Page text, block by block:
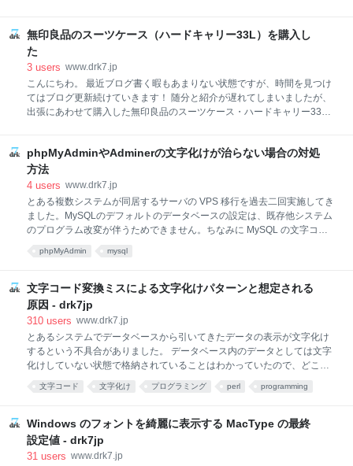
てもやっぱり音がこもってる ヘッドの締め付けが強くて長時間聞いてる
と頭が痛くなる そんな訳で音楽はスピーカーで聞くほうが圧倒的に多く
なり AD2000 の出番は減りました。もっと音場が広く、もっと音の定位
が明確で、もっと音がクリアで分解能が高いヘッドフォンが欲しいと思
い続けてはや6年が経ち、選び抜いた末に購入したのが FOSTEX の
TH900 です。今までは開放型厨房病にかかっていたのですが、密閉型も
無印良品のスーツケース（ハードキャリー33L）を購入し
た
3 users www.drk7.jp
こんにちわ。 最近ブログ書く暇もあまりない状態ですが、時間を見つけ
てはブログ更新続けていきます！ 随分と紹介が遅れてしまいましたが、
出張にあわせて購入した無印良品のスーツケース・ハードキャリー33L
すが、中国はなかなか物騒なので絶対にハードタイプを持って行くべき
との意見が多く、購入することになりました。 なので今回スーツケース
に求めるスペックとしては僅かに４つ。 機内持ち込み可能サイズである
こと 軽くてそれなりに丈夫 鍵がかかる 程々にお安い価格で購入できる
そんなスペックから、大宮のSOGOやら東急ハンズやらで商品を二時間
ほどみっちり見て回った結果、選んだのが無印良品のハードキャリー
phpMyAdminやAdminerの文字化けが治らない場合の対処
方法
4 users www.drk7.jp
とある複数システムが同居するサーバの VPS 移行を過去二回実施してき
ました。MySQLのデフォルトのデータベースの設定は、既存他システム
のプログラム改変が伴うためできません。ちなみに MySQL の文字コー
沌とした設定です。 mysql> SHOW VARIABLES LIKE 'character%'; +-----
------------------+----------------------------+ | character_set_client | latin1 | |
character_set_connecti
phpMyAdmin mysql
文字コード変換ミスによる文字化けパターンと想定される
原因 - drk7jp
310 users www.drk7.jp
とあるシステムでデータベースから引いてきたデータの表示が文字化け
するという不具合がありました。 データベース内のデータとしては文字
化けしていない状態で格納されていることはわかっていたので、どこか
しらの文字変換で化けていることはわかっています。まずはどの誤変換
により文字化けするのか原因切り分けのために、decode/encode の組み
ターンに類するものか判別することができ、無事に改修することができ
ました。 その話はまた別にするとして、今も昔も変わらず文字化けに悩
む人は意外と多いと思います。誤変換結果一覧は原因解析の参考になる
文字コード 文字化け プログラミング perl programming
Windows のフォントを綺麗に表示する MacType の最終
設定値 - drk7jp
31 users www.drk7.jp